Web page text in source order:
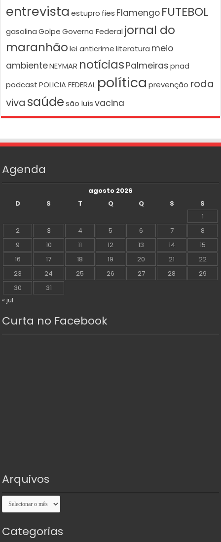
entrevista estupro fies Flamengo FUTEBOL
gasolina Golpe Governo Federal jornal do
maranhão lei anticrime literatura meio
ambienteNEYMAR notícias Palmeiras pnad
podcast POLICIA FEDERAL política prevenção roda
viva saúde são luís vacina
Agenda
agosto 2026
D
S T Q Q S
S
1
2
3 4 5 6 7
8
9
10 11 12 13 14
15
16
17 18 19 20 21
22
23
24 25 26 27 28
29
30
31
« jul
Curta no Facebook
Arquivos
Arquivos
Categorias